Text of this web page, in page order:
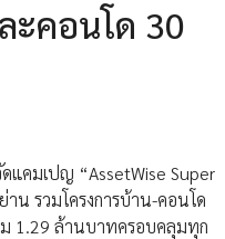
ะคอนโด 30
คมเปญ “AssetWise Super
น รวมโครงการบ้าน-คอนโด
ม 1.29 ล้านบาทครอบคลุมทุก